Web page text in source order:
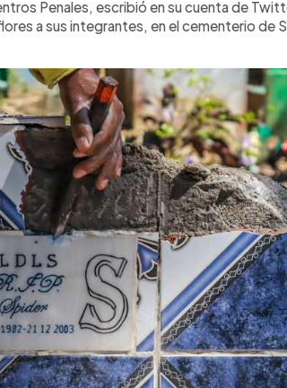
Penales, escribió en su cuenta de
a sus integrantes, en el cementerio de